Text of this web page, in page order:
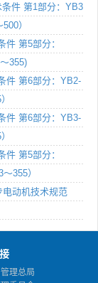
件 第1部分：YB3
）
第5部分：
355)
件 第6部分：YB2-
件 第6部分：YB3-
第5部分：
355）
动机技术规范
理总局